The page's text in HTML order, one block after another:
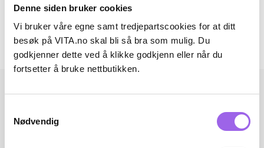
Denne siden bruker cookies
Vi bruker våre egne samt tredjepartscookies for at ditt
besøk på VITA.no skal bli så bra som mulig. Du
godkjenner dette ved å klikke godkjenn eller når du
fortsetter å bruke nettbutikken.
Nødvendig
Omtaler
Andre har også kjøpt..